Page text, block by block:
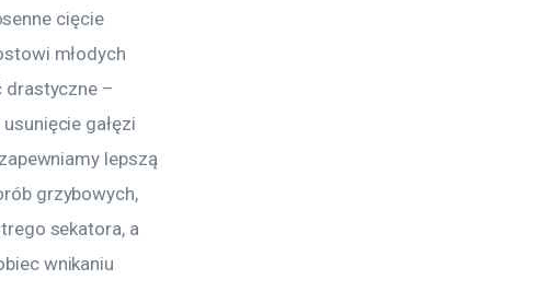
cięcie
młodych
drastyczne –
gałęzi
lepszą
grzybowych,
sekatora, a
wnikaniu